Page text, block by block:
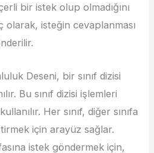
bir istek olup olmadığını
isteğin cevaplanması
Deseni, bir sınıf dizisi
Bu sınıf dizisi işlemleri
Her sınıf, diğer sınıfa
için arayüz sağlar.
istek göndermek için,